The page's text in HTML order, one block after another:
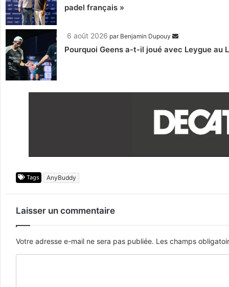
padel français »
6 août 2026 par Benjamin Dupouy
Pourquoi Geens a-t-il joué avec Leygue au
Tags AnyBuddy
Laisser un commentaire
Votre adresse e-mail ne sera pas publiée. Les champs